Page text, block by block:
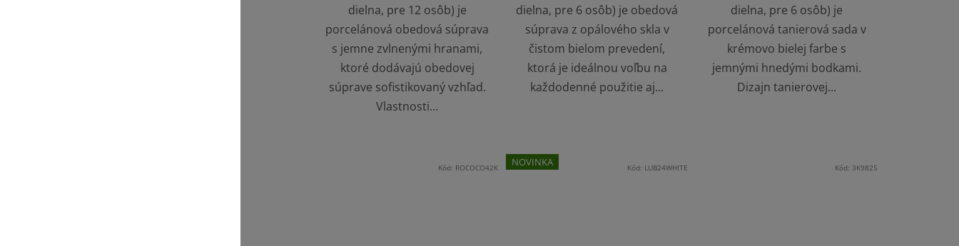
dielna, pre 12 osôb) je
porcelánová obedová súprava
s jemne zvlnenými hranami,
ktoré dodávajú obedovej
súprave sofistikovaný vzhľad.
Vlastnosti...
dielna, pre 6 osôb) je obedová
súprava z opálového skla v
čistom bielom prevedení,
ktorá je ideálnou voľbu na
každodenné použitie aj...
dielna, pre 6 osôb) je
porcelánová tanierová sada v
krémovo bielej farbe s
jemnými hnedými bodkami.
Dizajn tanierovej...
Kód: ROCOCO42K NOVINKA Kód: LUB24WHITE Kód: 3K9825